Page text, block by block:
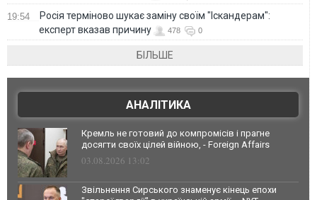
19:54
Росія терміново шукає заміну своїм "Іскандерам":
експерт вказав причину
478 0
БІЛЬШЕ
АНАЛІТИКА
Кремль не готовий до компромісів і прагне
досягти своїх цілей війною, - Foreign Affairs
03.08.2026 13:02
Звільнення Сирського знаменує кінець епохи